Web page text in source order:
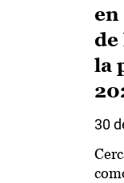
en
de
la
30